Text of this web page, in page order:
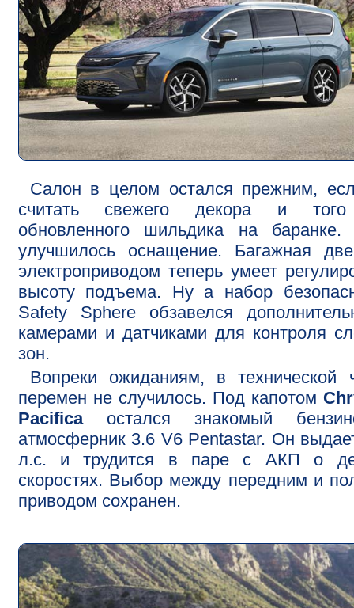
Салон в целом остался прежним,
считать свежего декора и
обновленного шильдика на баранке.
улучшилось оснащение. Багажная
электроприводом теперь умеет
высоту подъема. Ну а набор
Safety Sphere обзавелся
камерами и датчиками для контроля
зон.
Вопреки ожиданиям, в технической
перемен не случилось. Под капотом
Pacificaостался знакомый
атмосферник 3.6 V6 Pentastar. Он
л.с. и трудится в паре с АКП о
скоростях. Выбор между передним и
приводом сохранен.